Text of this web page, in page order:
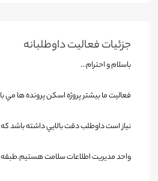
جزئیات فعالیت‌ داوطلبانه
باسلام و احترام...
فعاليت ما بيشتر پروژه اسكن پرونده ها
نياز است داوطلب دقت بالايي داشته
واحد مديريت اطلاعات سلامت